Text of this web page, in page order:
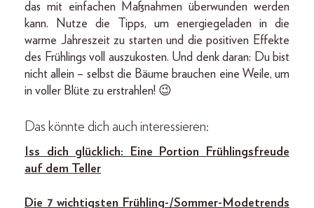
das mit einfachen Maßnahmen überwunden werden
kann. Nutze die Tipps, um energiegeladen in die
warme Jahreszeit zu starten und die positiven Effekte
des Frühlings voll auszukosten. Und denk daran: Du bist
nicht allein – selbst die Bäume brauchen eine Weile, um
in voller Blüte zu erstrahlen! 😉
Das könnte dich auch interessieren:
Iss dich glücklich: Eine Portion Frühlingsfreude
auf dem Teller
Die 7 wichtigsten Frühling-/Sommer-Modetrends